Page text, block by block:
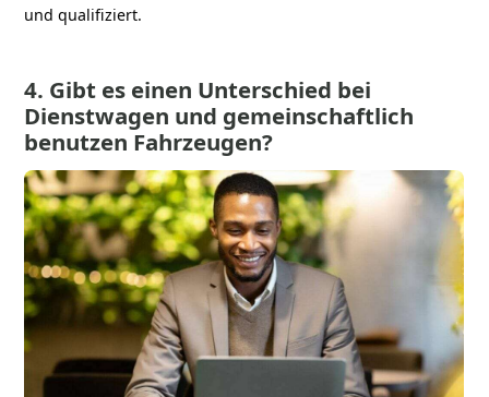
und qualifiziert.
4. Gibt es einen Unterschied bei
Dienstwagen und gemeinschaftlich
benutzen Fahrzeugen?